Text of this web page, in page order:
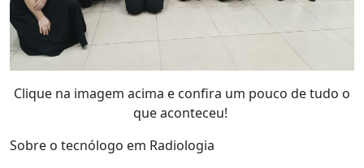
Clique na imagem acima e confira um pouco de tudo o
que aconteceu!
Sobre o tecnólogo em Radiologia